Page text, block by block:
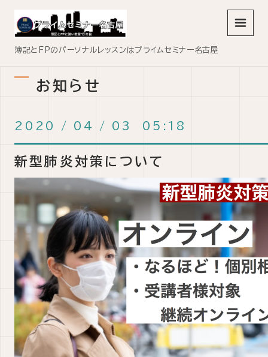
簿記とFPのパーソナルレッスンはプライムセミナー名古屋
メニュ
お知らせ
2020 / 04 / 03 05:18
新型肺炎対策について